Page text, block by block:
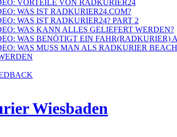
VORTEILE VON RADKURIER24
WAS IST RADKURIER24.COM?
WAS IST RADKURIER24? PART 2
WAS KANN ALLES GELIEFERT WERDEN?
WAS BENÖTIGT EIN FAHR(RADKURIER)
WAS MUSS MAN ALS RADKURIER
Wiesbaden